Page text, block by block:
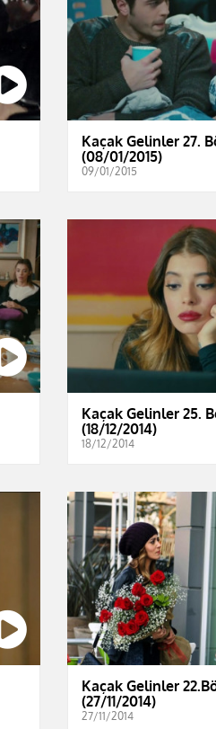
Kaçak Gelinler 27.
(08/01/2015)
09/01/2015
Kaçak Gelinler 25.
(18/12/2014)
18/12/2014
Kaçak Gelinler
(27/11/2014)
27/11/2014